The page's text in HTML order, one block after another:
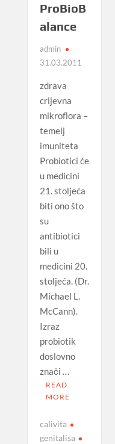
ProBioB
alance
admin
31.03.2011
zdrava
crijevna
mikroflora –
temelj
imuniteta
Probiotici će
u medicini
21. stoljeća
biti ono što
su
antibiotici
bili u
medicini 20.
stoljeća. (Dr.
Michael L.
McCann).
Izraz
probiotik
doslovno
znači …
READ
MORE
calivita
genitalisa